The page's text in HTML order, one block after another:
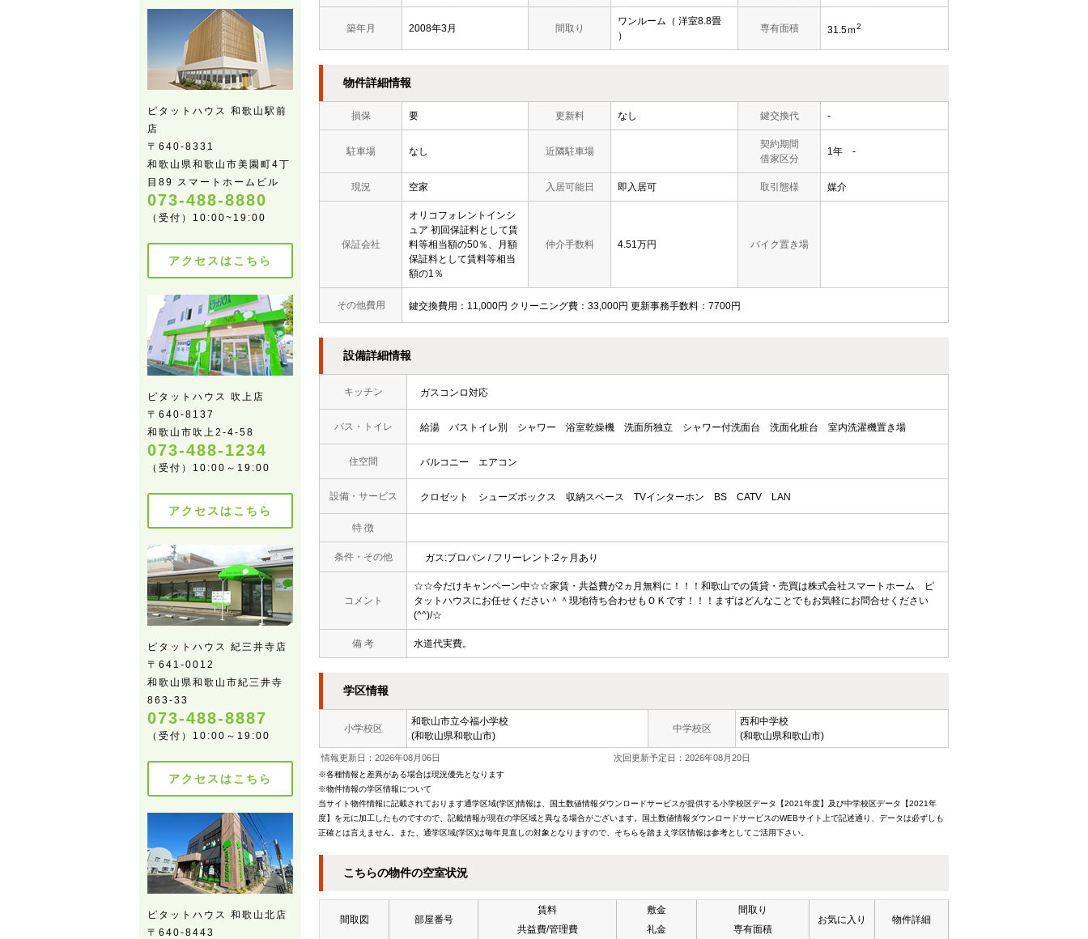
築年月 2008年3月 間取り
ワンルーム（ 洋室8.8畳
）
専有面積 31.5ｍ2
物件詳細情報
損保 要 更新料 なし 鍵交換代 -
駐車場 なし 近隣駐車場
契約期間
借家区分
1年 -
現況 空家 入居可能日 即入居可 取引態様 媒介
保証会社
オリコフォレントインシ
ュア 初回保証料として賃
料等相当額の50％、月額
保証料として賃料等相当
額の1％
仲介手数料 4.51万円 バイク置き場
その他費用 鍵交換費用：11,000円 クリーニング費：33,000円 更新事務手数料：7700円
設備詳細情報
キッチン ガスコンロ対応
バス・トイレ 給湯 バストイレ別 シャワー 浴室乾燥機 洗面所独立 シャワー付洗面台 洗面化粧台 室内洗濯機置き場
住空間 バルコニー エアコン
設備・サービス クロゼット シューズボックス 収納スペース TVインターホン BS CATV LAN
特 徴
条件・その他 ガス:プロパン / フリーレント:2ヶ月あり
コメント
☆☆今だけキャンペーン中☆☆家賃・共益費が2ヵ月無料に！！！和歌山での賃貸・売買は株式会社スマートホーム ピ
タットハウスにお任せください＾＾現地待ち合わせもＯＫです！！！まずはどんなことでもお気軽にお問合せください
(^^)/☆
備 考 水道代実費。
学区情報
小学校区
和歌山市立今福小学校
(和歌山県和歌山市)
中学校区
西和中学校
(和歌山県和歌山市)
情報更新日：2026年08月06日 次回更新予定日：2026年08月20日
※各種情報と差異がある場合は現況優先となります
※物件情報の学区情報について
当サイト物件情報に記載されております通学区域(学区)情報は、国土数値情報ダウンロードサービスが提供する小学校区データ【2021年度】及び中学校区データ【2021年
度】を元に加工したものですので、記載情報が現在の学区域と異なる場合がございます。国土数値情報ダウンロードサービスのWEBサイト上で記述通り、データは必ずしも
正確とは言えません。また、通学区域(学区)は毎年見直しの対象となりますので、そちらを踏まえ学区情報は参考としてご活用下さい。
こちらの物件の空室状況
間取図 部屋番号
賃料
共益費/管理費
敷金
礼金
間取り
専有面積
お気に入り 物件詳細
ピタットハウス 和歌山駅前
店
〒640-8331
和歌山県和歌山市美園町4丁
目89 スマートホームビル
073-488-8880
（受付）10:00~19:00
アクセスはこちら
ピタットハウス 吹上店
〒640-8137
和歌山市吹上2-4-58
073-488-1234
（受付）10:00～19:00
アクセスはこちら
ピタットハウス 紀三井寺店
〒641-0012
和歌山県和歌山市紀三井寺
863-33
073-488-8887
（受付）10:00～19:00
アクセスはこちら
ピタットハウス 和歌山北店
〒640-8443